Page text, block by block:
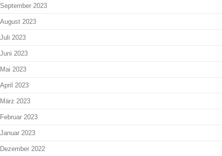
September 2023
August 2023
Juli 2023
Juni 2023
Mai 2023
April 2023
März 2023
Februar 2023
Januar 2023
Dezember 2022